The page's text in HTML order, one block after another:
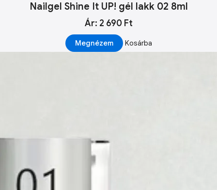
Nailgel Shine It UP! gél lakk 02 8ml
Ár: 2 690 Ft
Megnézem Kosárba